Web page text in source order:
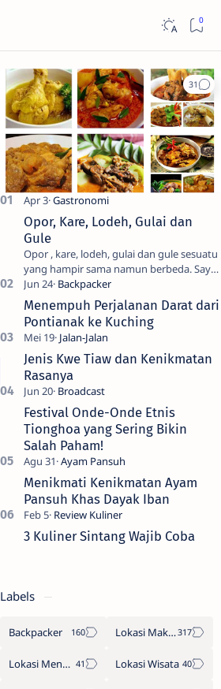
Opor, Kare, Lodeh, Gulai dan
Gule
Opor , kare, lodeh, gulai dan gule sesuatu
yang hampir sama namun berbeda. Saya
sendiri kesulitan untuk membedakanya.
Mencari tahu ada…
Menempuh Perjalanan Darat dari
Pontianak ke Kuching
Jenis Kwe Tiaw dan Kenikmatan
Rasanya
Festival Onde-Onde Etnis
Tionghoa yang Sering Bikin
Salah Paham!
Menikmati Kenikmatan Ayam
Pansuh Khas Dayak Iban
3 Kuliner Sintang Wajib Coba
Labels
Backpacker Lokasi Makan
Lokasi Menginap Lokasi Wisata